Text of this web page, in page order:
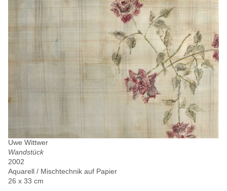
Uwe Wittwer
Wandstück
2002
Aquarell / Mischtechnik auf Papier
26 x 33 cm